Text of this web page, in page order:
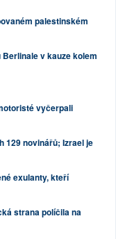
palestinském
v kauze kolem
vyčerpali
129 novinářů; Izrael je
exulanty, kteří
strana políčila na